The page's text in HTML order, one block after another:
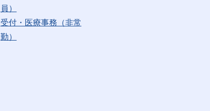
員）
受付・医療事務（非常
勤）